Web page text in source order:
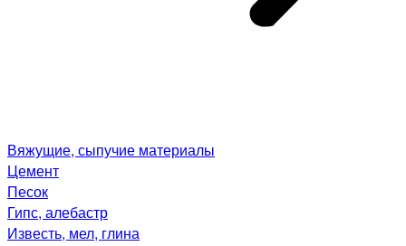
Вяжущие, сыпучие материалы
Цемент
Песок
Гипс, алебастр
Известь, мел, глина